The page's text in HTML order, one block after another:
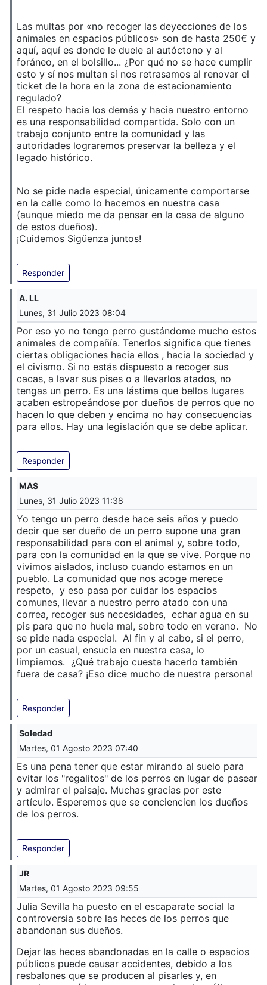
Las multas por «no recoger las deyecciones de los
animales en espacios públicos» son de hasta 250€ y
aquí, aquí es donde le duele al autóctono y al
foráneo, en el bolsillo... ¿Por qué no se hace cumplir
esto y sí nos multan si nos retrasamos al renovar el
ticket de la hora en la zona de estacionamiento
regulado?
El respeto hacia los demás y hacia nuestro entorno
es una responsabilidad compartida. Solo con un
trabajo conjunto entre la comunidad y las
autoridades lograremos preservar la belleza y el
legado histórico.
No se pide nada especial, únicamente comportarse
en la calle como lo hacemos en nuestra casa
(aunque miedo me da pensar en la casa de alguno
de estos dueños).
¡Cuidemos Sigüenza juntos!
Responder
A. LL
Lunes, 31 Julio 2023 08:04
Por eso yo no tengo perro gustándome mucho estos
animales de compañía. Tenerlos significa que tienes
ciertas obligaciones hacia ellos , hacia la sociedad y
el civismo. Si no estás dispuesto a recoger sus
cacas, a lavar sus pises o a llevarlos atados, no
tengas un perro. Es una lástima que bellos lugares
acaben estropeándose por dueños de perros que no
hacen lo que deben y encima no hay consecuencias
para ellos. Hay una legislación que se debe aplicar.
Responder
MAS
Lunes, 31 Julio 2023 11:38
Yo tengo un perro desde hace seis años y puedo
decir que ser dueño de un perro supone una gran
responsabilidad para con el animal y, sobre todo,
para con la comunidad en la que se vive. Porque no
vivimos aislados, incluso cuando estamos en un
pueblo. La comunidad que nos acoge merece
respeto, y eso pasa por cuidar los espacios
comunes, llevar a nuestro perro atado con una
correa, recoger sus necesidades, echar agua en su
pis para que no huela mal, sobre todo en verano. No
se pide nada especial. Al fin y al cabo, si el perro,
por un casual, ensucia en nuestra casa, lo
limpiamos. ¿Qué trabajo cuesta hacerlo también
fuera de casa? ¡Eso dice mucho de nuestra persona!
Responder
Soledad
Martes, 01 Agosto 2023 07:40
Es una pena tener que estar mirando al suelo para
evitar los "regalitos" de los perros en lugar de pasear
y admirar el paisaje. Muchas gracias por este
artículo. Esperemos que se conciencien los dueños
de los perros.
Responder
JR
Martes, 01 Agosto 2023 09:55
Julia Sevilla ha puesto en el escaparate social la
controversia sobre las heces de los perros que
abandonan sus dueños.
Dejar las heces abandonadas en la calle o espacios
públicos puede causar accidentes, debido a los
resbalones que se producen al pisarles y, en